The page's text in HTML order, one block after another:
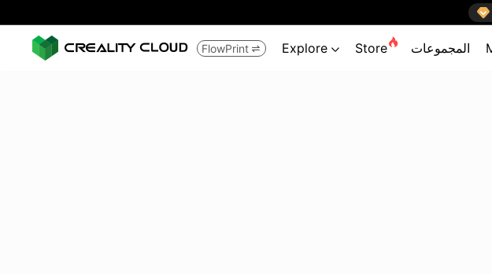

FlowPrint  Explore  Store المجموعات